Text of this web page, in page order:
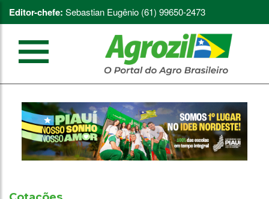
Editor-chefe: Sebastian Eugênio (61) 99650-2473